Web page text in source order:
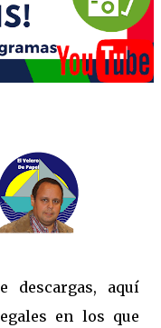
descargas, aquí
en los que